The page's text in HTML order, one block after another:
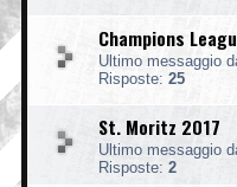
Champions
Ultimo messaggio
Risposte: 25
St. Moritz 2017
Ultimo messaggio
Risposte: 2